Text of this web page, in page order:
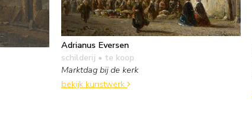
Adrianus Eversen
schilderij • te koop
Marktdag bij de kerk
bekijk kunstwerk